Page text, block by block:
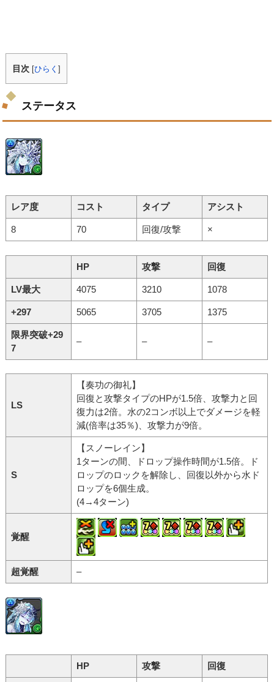
目次 [ひらく]
ステータス
レア度 コスト タイプ アシスト
8 70 回復/攻撃 ×
HP 攻撃 回復
LV最大 4075 3210 1078
+297 5065 3705 1375
限界突破+29
7
– – –
LS
【奏功の御礼】
回復と攻撃タイプのHPが1.5倍、攻撃力と回
復力は2倍。水の2コンボ以上でダメージを軽
減(倍率は35％)、攻撃力が9倍。
S
【スノーレイン】
1ターンの間、ドロップ操作時間が1.5倍。ド
ロップのロックを解除し、回復以外から水ド
ロップを6個生成。
(4→4ターン)
覚醒
超覚醒 –
HP 攻撃 回復